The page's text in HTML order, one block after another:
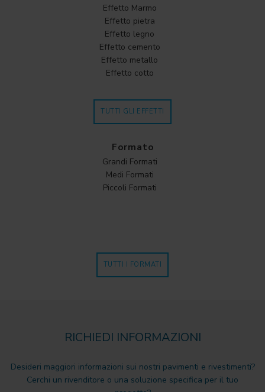
Effetto Marmo
Effetto pietra
Effetto legno
Effetto cemento
Effetto metallo
Effetto cotto
TUTTI GLI EFFETTI
Formato
Grandi Formati
Medi Formati
Piccoli Formati
TUTTI I FORMATI
RICHIEDI INFORMAZIONI
Desideri maggiori informazioni sui nostri pavimenti e rivestimenti?
Cerchi un rivenditore o una soluzione specifica per il tuo